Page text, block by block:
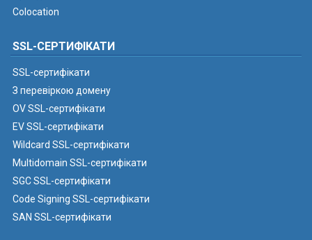
Colocation
SSL-СЕРТИФІКАТИ
SSL-сертифікати
З перевіркою домену
OV SSL-сертифікати
EV SSL-сертифікати
Wildcard SSL-сертифікати
Multidomain SSL-сертифікати
SGC SSL-сертифікати
Code Signing SSL-сертифікати
SAN SSL-сертифікати